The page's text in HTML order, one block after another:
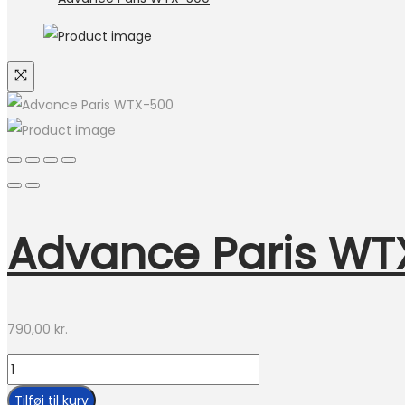
Advance Paris
790,00 kr.
Advance
Paris
Tilføj til kurv